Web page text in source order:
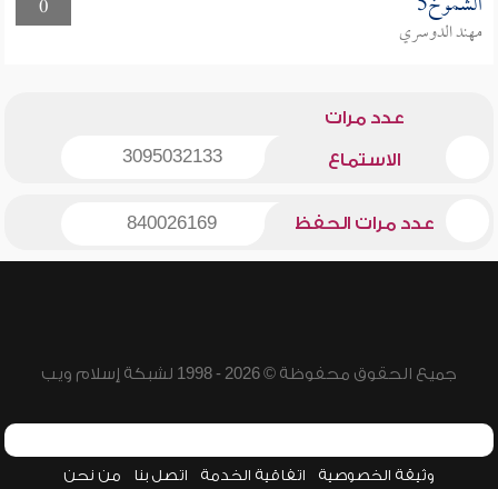
0
مهند الدوسري
عدد مرات
الاستماع 3095032133
عدد مرات الحفظ 840026169
جميع الحقوق محفوظة © 2026 - 1998 لشبكة إسلام ويب
وثيقة الخصوصية اتفاقية الخدمة اتصل بنا من نحن